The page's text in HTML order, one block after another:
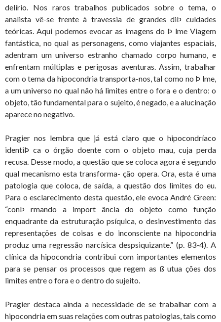
delírio. Nos raros trabalhos publicados sobre o tema, o
analista vê-se frente à travessia de grandes diÞ culdades
teóricas. Aqui podemos evocar as imagens do Þ lme Viagem
fantástica, no qual as personagens, como viajantes espaciais,
adentram um universo estranho chamado corpo humano, e
enfrentam múltiplas e perigosas aventuras. Assim, trabalhar
com o tema da hipocondria transporta-nos, tal como no Þ lme,
a um universo no qual não há limites entre o fora e o dentro: o
objeto, tão fundamental para o sujeito, é negado, e a alucinação
aparece no negativo.
Pragier nos lembra que já está claro que o hipocondríaco
identiÞ ca o órgão doente com o objeto mau, cuja perda
recusa. Desse modo, a questão que se coloca agora é segundo
qual mecanismo esta transforma- ção opera. Ora, esta é uma
patologia que coloca, de saída, a questão dos limites do eu.
Para o esclarecimento desta questão, ele evoca André Green:
“conÞ rmando a import ância do objeto como função
enquadrante da estruturação psíquica, o desinvestimento das
representações de coisas e do inconsciente na hipocondria
produz uma regressão narcísica despsiquizante.” (p. 83-4). A
clínica da hipocondria contribui com importantes elementos
para se pensar os processos que regem as ß utua ções dos
limites entre o fora e o dentro do sujeito.
Pragier destaca ainda a necessidade de se trabalhar com a
hipocondria em suas relações com outras patologias, tais como